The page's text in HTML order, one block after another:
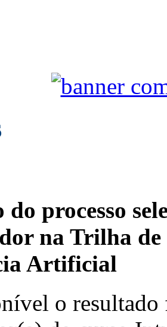
do processo
na Trilha de
Artificial
o resultado